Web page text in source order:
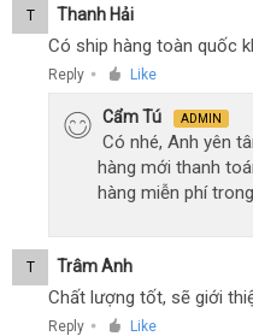
T Thanh Hải
Có ship hàng toàn quốc
Reply ● Like
Cẩm Tú ADMIN
Có nhé, Anh yên
hàng mới thanh
hàng miễn phí
T Trâm Anh
Chất lượng tốt, sẽ giới
Reply ● Like